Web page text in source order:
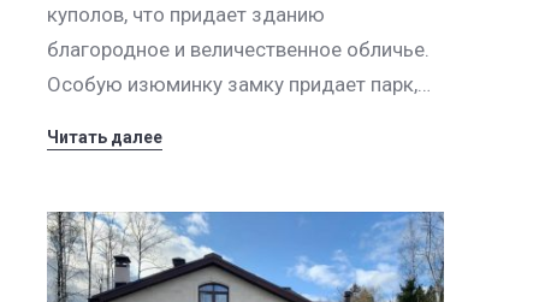
куполов, что придает зданию
благородное и величественное обличье.
Особую изюминку замку придает парк,…
Читать далее